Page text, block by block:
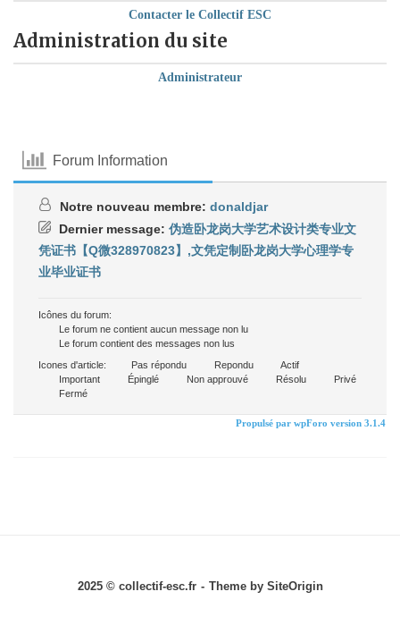
Contacter le Collectif ESC
Administration du site
Administrateur
Forum Information
Notre nouveau membre: donaldjar
Dernier message: 伪造卧龙岗大学艺术设计类专业文
凭证书【Q微328970823】,文凭定制卧龙岗大学心理学专
业毕业证书
Icônes du forum:
Le forum ne contient aucun message non lu
Le forum contient des messages non lus
Icones d'article:
Pas répondu Repondu
Actif
Important
Épinglé Non approuvé Résolu
Privé
Fermé
Propulsé par wpForo version 3.1.4
2025 © collectif-esc.fr Theme by SiteOrigin